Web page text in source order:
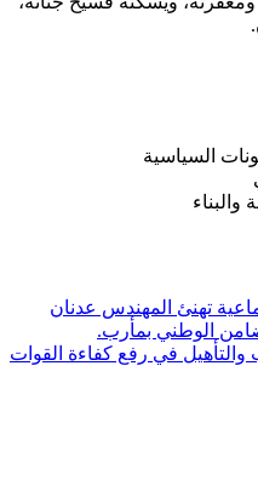
السياسية
تهنئ المهندس عدنان
الوطني بمأرب.
والتأهيل في رفع كفاءة القوات